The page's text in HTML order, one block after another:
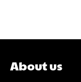
About us